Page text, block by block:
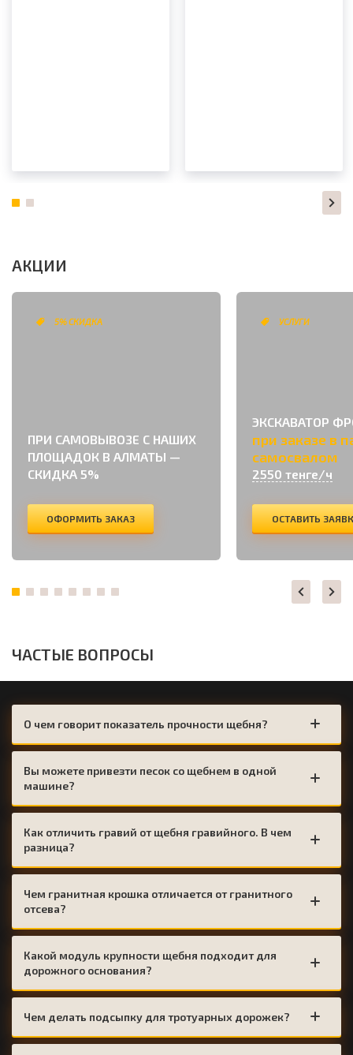
АКЦИИ
5% СКИДКА
ПРИ САМОВЫВОЗЕ С НАШИХ
ПЛОЩАДОК В АЛМАТЫ —
СКИДКА 5%
ОФОРМИТЬ ЗАКАЗ
УСЛУГИ
ЭКСКАВАТОР
при заказе в
самосвалом
2550 тенге/ч
ОСТАВИТЬ
ЧАСТЫЕ ВОПРОСЫ
О чем говорит показатель прочности щебня?
Вы можете привезти песок со щебнем в одной
машине?
Как отличить гравий от щебня гравийного. В чем
разница?
Чем гранитная крошка отличается от гранитного
отсева?
Какой модуль крупности щебня подходит для
дорожного основания?
Чем делать подсыпку для тротуарных дорожек?